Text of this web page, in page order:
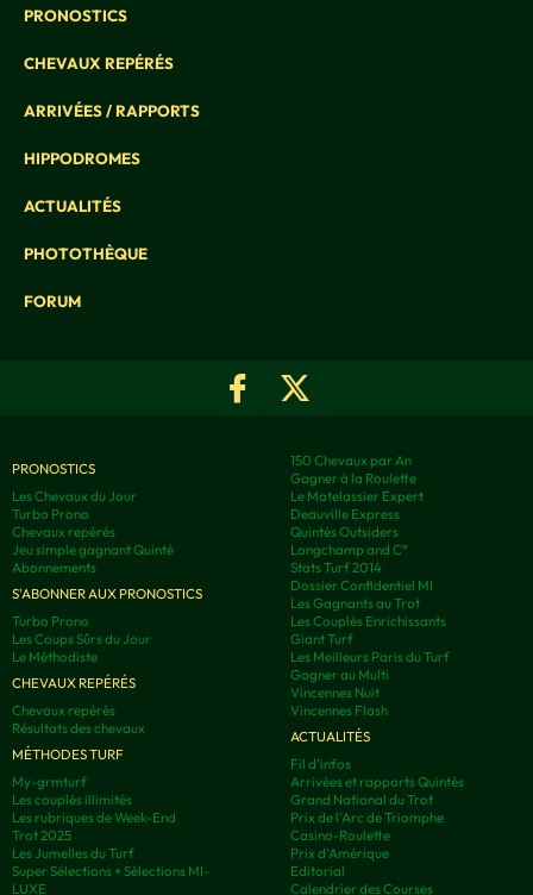
PRONOSTICS
CHEVAUX REPÉRÉS
ARRIVÉES / RAPPORTS
HIPPODROMES
ACTUALITÉS
PHOTOTHÈQUE
FORUM
PRONOSTICS
Les Chevaux du Jour
Turbo Prono
Chevaux repérés
Jeu simple gagnant Quinté
Abonnements
S'ABONNER AUX PRONOSTICS
Turbo Prono
Les Coups Sûrs du Jour
Le Méthodiste
CHEVAUX REPÉRÉS
Chevaux repérés
Résultats des chevaux
MÉTHODES TURF
My-grmturf
Les couplés illimités
Les rubriques de Week-End
Trot 2025
Les Jumelles du Turf
Super Sélections + Sélections MI-
LUXE
150 Chevaux par An
Gagner à la Roulette
Le Matelassier Expert
Deauville Express
Quintés Outsiders
Longchamp and C°
Stats Turf 2014
Dossier Confidentiel MI
Les Gagnants au Trot
Les Couplés Enrichissants
Giant Turf
Les Meilleurs Paris du Turf
Gagner au Multi
Vincennes Nuit
Vincennes Flash
ACTUALITÉS
Fil d'infos
Arrivées et rapports Quintés
Grand National du Trot
Prix de l'Arc de Triomphe
Casino-Roulette
Prix d'Amérique
Editorial
Calendrier des Courses